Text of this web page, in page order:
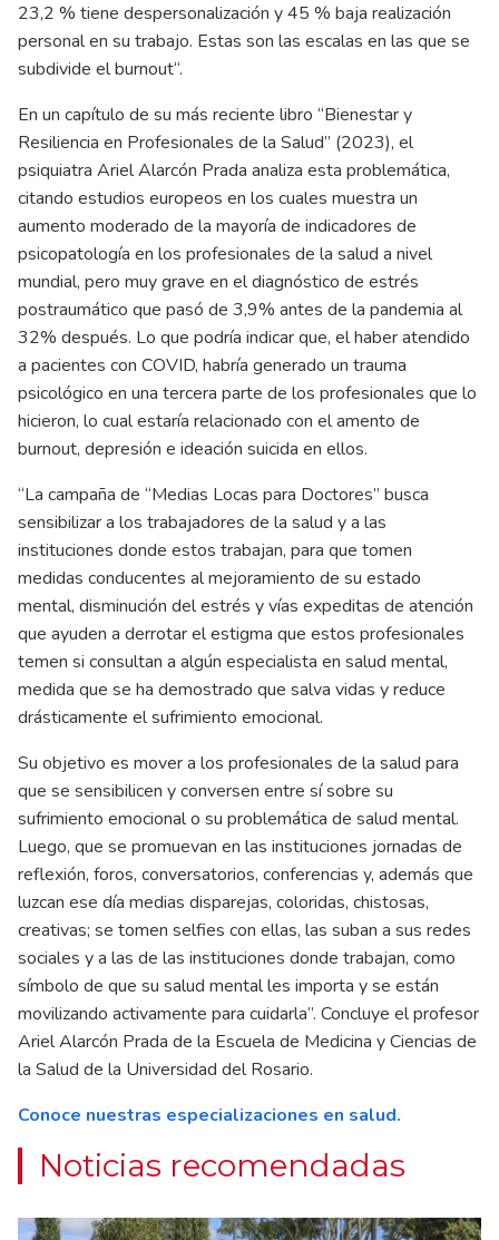
23,2 % tiene despersonalización y 45 % baja realización
personal en su trabajo. Estas son las escalas en las que se
subdivide el burnout“.
En un capítulo de su más reciente libro “Bienestar y
Resiliencia en Profesionales de la Salud” (2023), el
psiquiatra Ariel Alarcón Prada analiza esta problemática,
citando estudios europeos en los cuales muestra un
aumento moderado de la mayoría de indicadores de
psicopatología en los profesionales de la salud a nivel
mundial, pero muy grave en el diagnóstico de estrés
postraumático que pasó de 3,9% antes de la pandemia al
32% después. Lo que podría indicar que, el haber atendido
a pacientes con COVID, habría generado un trauma
psicológico en una tercera parte de los profesionales que lo
hicieron, lo cual estaría relacionado con el amento de
burnout, depresión e ideación suicida en ellos.
“La campaña de “Medias Locas para Doctores” busca
sensibilizar a los trabajadores de la salud y a las
instituciones donde estos trabajan, para que tomen
medidas conducentes al mejoramiento de su estado
mental, disminución del estrés y vías expeditas de atención
que ayuden a derrotar el estigma que estos profesionales
temen si consultan a algún especialista en salud mental,
medida que se ha demostrado que salva vidas y reduce
drásticamente el sufrimiento emocional.
Su objetivo es mover a los profesionales de la salud para
que se sensibilicen y conversen entre sí sobre su
sufrimiento emocional o su problemática de salud mental.
Luego, que se promuevan en las instituciones jornadas de
reflexión, foros, conversatorios, conferencias y, además que
luzcan ese día medias disparejas, coloridas, chistosas,
creativas; se tomen selfies con ellas, las suban a sus redes
sociales y a las de las instituciones donde trabajan, como
símbolo de que su salud mental les importa y se están
movilizando activamente para cuidarla”. Concluye el profesor
Ariel Alarcón Prada de la Escuela de Medicina y Ciencias de
la Salud de la Universidad del Rosario.
Conoce nuestras especializaciones en salud.
Noticias recomendadas